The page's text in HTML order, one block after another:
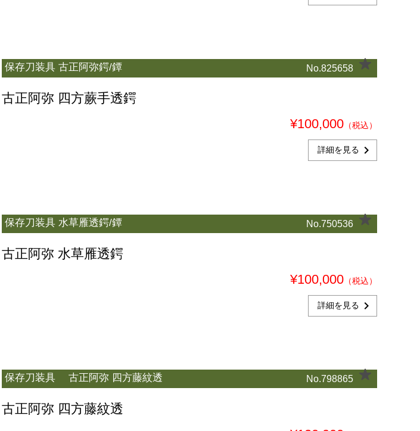
保存刀装具 古正阿弥鍔/鐔 No.825658
古正阿弥 四方蕨手透鍔
¥100,000 （税込）
詳細を見る chevron_right
保存刀装具 水草雁透鍔/鐔 No.750536
古正阿弥 水草雁透鍔
¥100,000 （税込）
詳細を見る chevron_right
保存刀装具 古正阿弥 四方藤紋透 No.798865
古正阿弥 四方藤紋透